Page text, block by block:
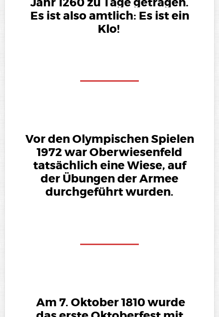
Es ist also amtlich: Es ist ein
Klo!
Vor den Olympischen Spielen
1972 war Oberwiesenfeld
tatsächlich eine Wiese, auf
der Übungen der Armee
durchgeführt wurden.
Am 7. Oktober 1810 wurde